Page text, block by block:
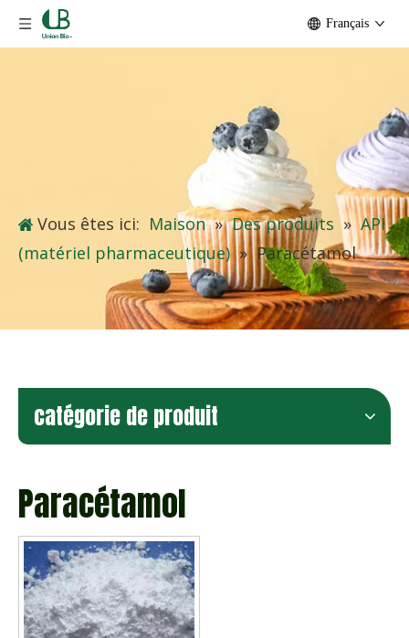
Français
Vous êtes ici: Maison » Des produits » API
(matériel pharmaceutique) » Paracétamol
catégorie de produit
Paracétamol